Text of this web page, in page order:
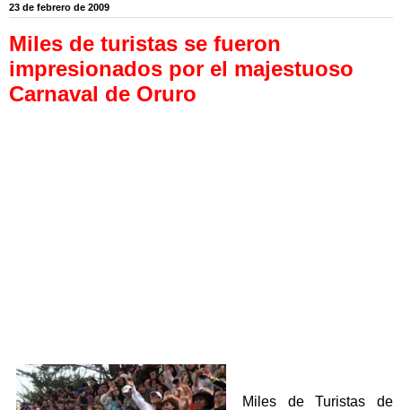
23 de febrero de 2009
Miles de turistas se fueron
impresionados por el majestuoso
Carnaval de Oruro
Miles de Turistas de